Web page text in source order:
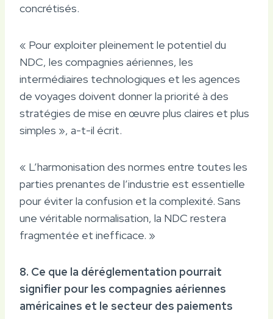
concrétisés.
« Pour exploiter pleinement le potentiel du
NDC, les compagnies aériennes, les
intermédiaires technologiques et les agences
de voyages doivent donner la priorité à des
stratégies de mise en œuvre plus claires et plus
simples », a-t-il écrit.
« L’harmonisation des normes entre toutes les
parties prenantes de l’industrie est essentielle
pour éviter la confusion et la complexité. Sans
une véritable normalisation, la NDC restera
fragmentée et inefficace. »
8. Ce que la déréglementation pourrait
signifier pour les compagnies aériennes
américaines et le secteur des paiements